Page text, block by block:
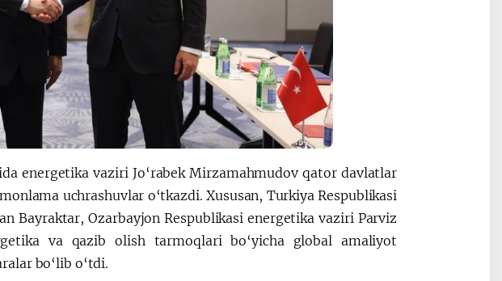
energetika vaziri Jo‘rabek Mirzamahmudov qator davlatlar
uchrashuvlar o‘tkazdi. Xususan, Turkiya Respublikasi
Bayraktar, Ozarbayjon Respublikasi energetika vaziri Parviz
va qazib olish tarmoqlari bo‘yicha global amaliyot
bo‘lib o‘tdi.